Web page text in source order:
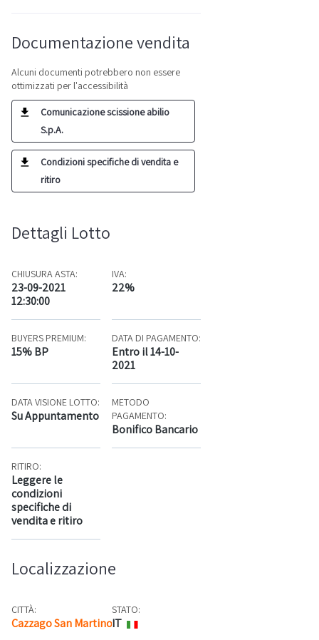
Documentazione vendita
Alcuni documenti potrebbero non essere
ottimizzati per l'accessibilità
Comunicazione scissione abilio
S.p.A.
Condizioni specifiche di vendita e
ritiro
Dettagli Lotto
CHIUSURA ASTA:
23-09-2021
12:30:00
IVA:
22%
BUYERS PREMIUM:
15% BP
DATA DI PAGAMENTO:
Entro il 14-10-
2021
DATA VISIONE LOTTO:
Su Appuntamento
METODO
PAGAMENTO:
Bonifico Bancario
RITIRO:
Leggere le
condizioni
specifiche di
vendita e ritiro
Localizzazione
CITTÀ:
Cazzago San Martino Mappa
STATO:
IT